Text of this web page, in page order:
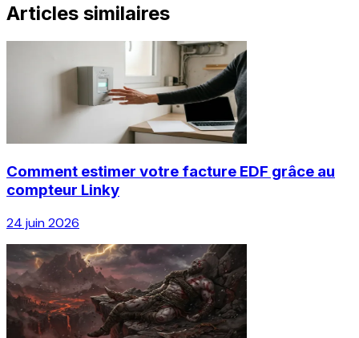
Articles similaires
Comment estimer votre facture EDF grâce au
compteur Linky
24 juin 2026